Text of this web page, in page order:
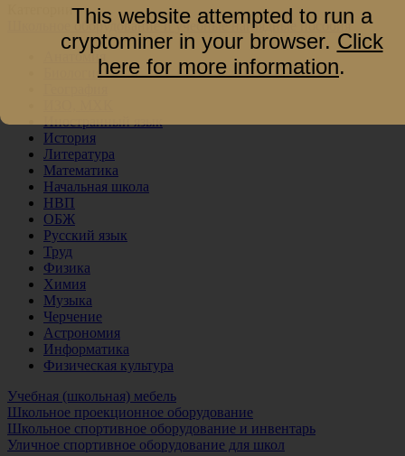
Категории
Школьное оборудование и учебные наглядные пособия
Анатомия
Биология
Иностранный язык
История
Литература
Математика
Начальная школа
НВП
ОБЖ
Русский язык
Труд
Физика
Химия
Музыка
Черчение
Астрономия
Информатика
Физическая культура
Учебная (школьная) мебель
Школьное проекционное оборудование
Школьное спортивное оборудование и инвентарь
Уличное спортивное оборудование для школ
This website attempted to run a
cryptominer in your browser. Click
here for more information.